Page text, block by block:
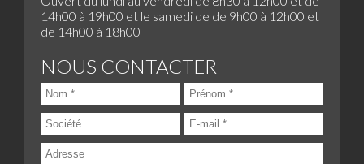
14h00 à 19h00 et le samedi de de 9h00 à 12h00 et
de 14h00 à 18h00
NOUS CONTACTER